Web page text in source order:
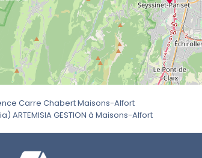
Carre Chabert Maisons-Alfort
ARTEMISIA GESTION à Maisons-Alfort